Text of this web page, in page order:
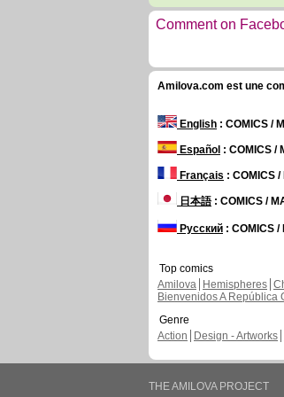
Comment on
Amilova.com est une
English : COMICS /
Español : COMICS /
Français : COMICS
日本語: COMICS /
Русский : COMICS /
Top comics
Amilova
Hemispheres
Bienvenidos A República
Genre
Action
Design - Artworks
THE AMILOVA PROJECT